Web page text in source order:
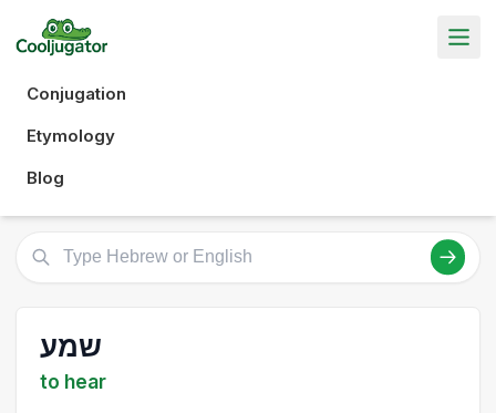
Conjugation
Etymology
Blog
שמע
to hear